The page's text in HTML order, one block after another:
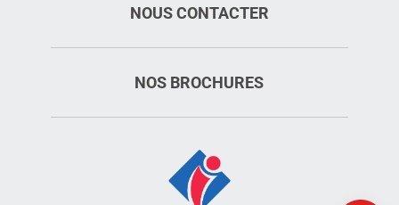
NOUS CONTACTER
NOS BROCHURES